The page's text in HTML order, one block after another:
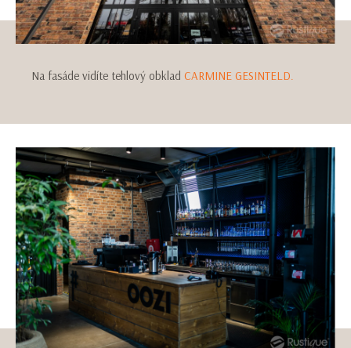
Na fasáde vidíte tehlový obklad CARMINE GESINTELD.